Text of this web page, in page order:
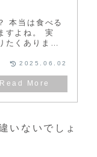
本当は食べる
すよね。 実
たくありませ
2025.06.02
いないでしょ